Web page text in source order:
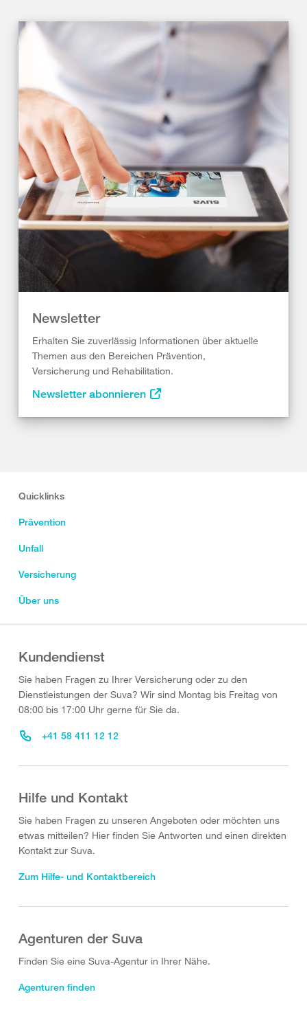
Newsletter
Erhalten Sie zuverlässig Informationen über aktuelle
Themen aus den Bereichen Prävention,
Versicherung und Rehabilitation.
Newsletter abonnieren
Quicklinks
Prävention
Unfall
Versicherung
Über uns
Kundendienst
Sie haben Fragen zu Ihrer Versicherung oder zu den
Dienstleistungen der Suva? Wir sind Montag bis Freitag von
08:00 bis 17:00 Uhr gerne für Sie da.
+41 58 411 12 12
Hilfe und Kontakt
Sie haben Fragen zu unseren Angeboten oder möchten uns
etwas mitteilen? Hier finden Sie Antworten und einen direkten
Kontakt zur Suva.
Zum Hilfe- und Kontaktbereich
Agenturen der Suva
Finden Sie eine Suva-Agentur in Ihrer Nähe.
Agenturen finden